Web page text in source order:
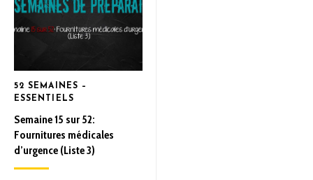
52 SEMAINES –
ESSENTIELS
Semaine 15 sur 52:
Fournitures médicales
d’urgence (Liste 3)